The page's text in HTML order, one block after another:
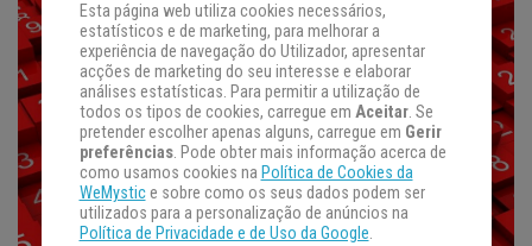
Esta página web utiliza cookies necessários,
estatísticos e de marketing, para melhorar a
experiência de navegação do Utilizador, apresentar
acções de marketing do seu interesse e elaborar
análises estatísticas. Para permitir a utilização de
todos os tipos de cookies, carregue em Aceitar. Se
pretender escolher apenas alguns, carregue em Gerir
preferências. Pode obter mais informação acerca de
como usamos cookies na Política de Cookies da
WeMystice sobre como os seus dados podem ser
utilizados para a personalização de anúncios na
Política de Privacidade e de Uso da Google.